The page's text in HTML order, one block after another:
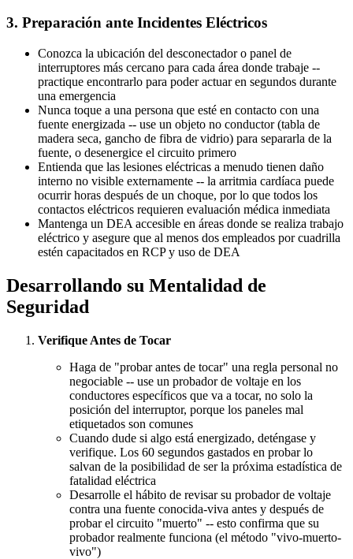
3. Preparación ante Incidentes Eléctricos
Conozca la ubicación del desconectador o panel de
interruptores más cercano para cada área donde trabaje --
practique encontrarlo para poder actuar en segundos durante
una emergencia
Nunca toque a una persona que esté en contacto con una
fuente energizada -- use un objeto no conductor (tabla de
madera seca, gancho de fibra de vidrio) para separarla de la
fuente, o desenergice el circuito primero
Entienda que las lesiones eléctricas a menudo tienen daño
interno no visible externamente -- la arritmia cardíaca puede
ocurrir horas después de un choque, por lo que todos los
contactos eléctricos requieren evaluación médica inmediata
Mantenga un DEA accesible en áreas donde se realiza trabajo
eléctrico y asegure que al menos dos empleados por cuadrilla
estén capacitados en RCP y uso de DEA
Desarrollando su Mentalidad de
Seguridad
Verifique Antes de Tocar
Haga de "probar antes de tocar" una regla personal no
negociable -- use un probador de voltaje en los
conductores específicos que va a tocar, no solo la
posición del interruptor, porque los paneles mal
etiquetados son comunes
Cuando dude si algo está energizado, deténgase y
verifique. Los 60 segundos gastados en probar lo
salvan de la posibilidad de ser la próxima estadística de
fatalidad eléctrica
Desarrolle el hábito de revisar su probador de voltaje
contra una fuente conocida-viva antes y después de
probar el circuito "muerto" -- esto confirma que su
probador realmente funciona (el método "vivo-muerto-
vivo")